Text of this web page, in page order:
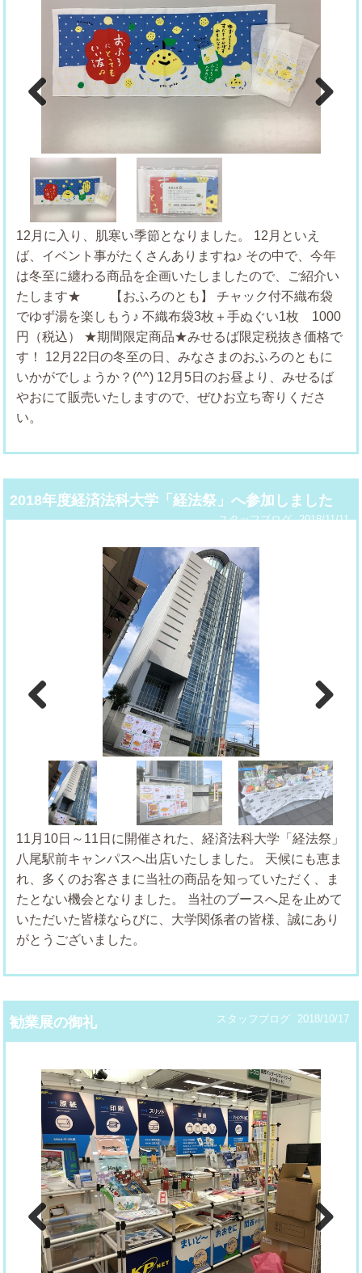
12月に入り、肌寒い季節となりました。
12月といえ
ば、イベント事がたくさんありますね♪ その中で、今年
は冬至に纏わる商品を企画いたしましたので、ご紹介い
たします★
【おふろのとも】
チャック付不織布袋
でゆず湯を楽しもう♪ 不織布袋3枚＋手ぬぐい1枚 1000
円（税込）
★期間限定商品★みせるば限定税抜き価格で
す！
12月22日の冬至の日、みなさまのおふろのともに
いかがでしょうか？(^^) 12月5日のお昼より、みせるば
やおにて販売いたしますので、ぜひお立ち寄りくださ
い。
2018年度経済法科大学「経法祭」へ参加しました
2018/11/11
スタッフブログ
11月10日～11日に開催された、経済法科大学「経法祭」
八尾駅前キャンパスへ出店いたしました。
天候にも恵ま
れ、多くのお客さまに当社の商品を知っていただく、ま
たとない機会となりました。
当社のブースへ足を止めて
いただいた皆様ならびに、大学関係者の皆様、誠にあり
がとうございました。
勧業展の御礼 2018/10/17
スタッフブログ
Previous Next